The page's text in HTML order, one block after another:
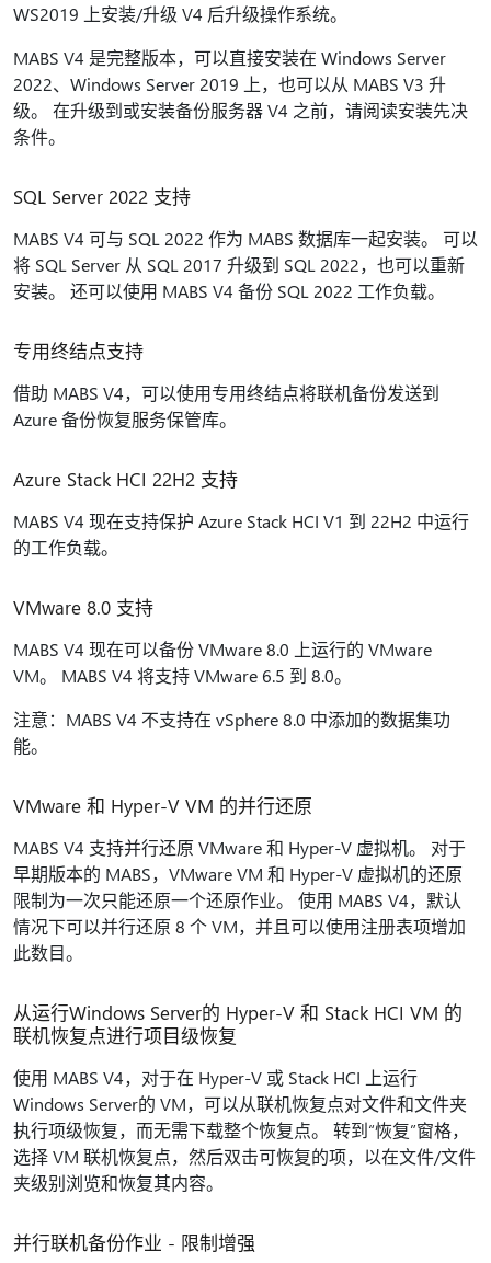
WS2019 上安装/升级 V4 后升级操作系统。
MABS V4 是完整版本，可以直接安装在 Windows Server
2022、Windows Server 2019 上，也可以从 MABS V3 升
级。 在升级到或安装备份服务器 V4 之前，请阅读安装先决
条件。
SQL Server 2022 支持
MABS V4 可与 SQL 2022 作为 MABS 数据库一起安装。 可以
将 SQL Server 从 SQL 2017 升级到 SQL 2022，也可以重新
安装。 还可以使用 MABS V4 备份 SQL 2022 工作负载。
专用终结点支持
借助 MABS V4，可以使用专用终结点将联机备份发送到
Azure 备份恢复服务保管库。
Azure Stack HCI 22H2 支持
MABS V4 现在支持保护 Azure Stack HCI V1 到 22H2 中运行
的工作负载。
VMware 8.0 支持
MABS V4 现在可以备份 VMware 8.0 上运行的 VMware
VM。 MABS V4 将支持 VMware 6.5 到 8.0。
注意：MABS V4 不支持在 vSphere 8.0 中添加的数据集功
能。
VMware 和 Hyper-V VM 的并行还原
MABS V4 支持并行还原 VMware 和 Hyper-V 虚拟机。 对于
早期版本的 MABS，VMware VM 和 Hyper-V 虚拟机的还原
限制为一次只能还原一个还原作业。 使用 MABS V4，默认
情况下可以并行还原 8 个 VM，并且可以使用注册表项增加
此数目。
从运行Windows Server的 Hyper-V 和 Stack HCI VM 的
联机恢复点进行项目级恢复
使用 MABS V4，对于在 Hyper-V 或 Stack HCI 上运行
Windows Server的 VM，可以从联机恢复点对文件和文件夹
执行项级恢复，而无需下载整个恢复点。 转到“恢复”窗格，
选择 VM 联机恢复点，然后双击可恢复的项，以在文件/文件
夹级别浏览和恢复其内容。
并行联机备份作业 - 限制增强